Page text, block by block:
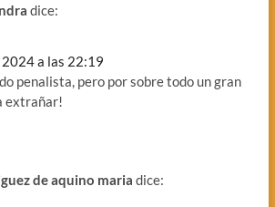
dice:
2024 a las 22:19
penalista, pero por sobre todo un gran
extrañar!
de aquino maria dice: